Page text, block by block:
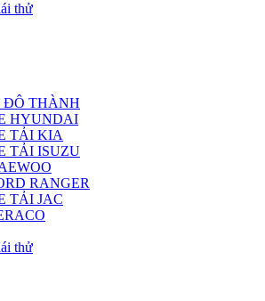
thử
ĐÔ THÀNH
HYUNDAI
TẢI KIA
TẢI ISUZU
RANGER
TẢI JAC
thử